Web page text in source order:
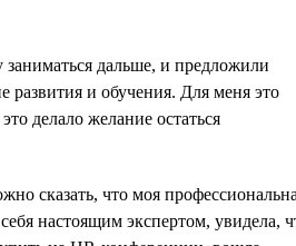
дальше, и предложили
развития и обучения. Для меня это
делало желание остаться
сказать, что моя
настоящим экспертом, увидела,